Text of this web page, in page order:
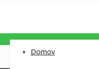
Domov